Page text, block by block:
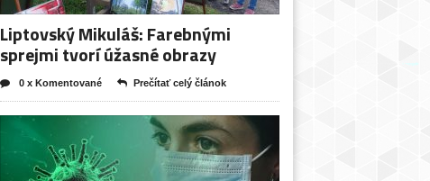
Liptovský Mikuláš: Farebnými
sprejmi tvorí úžasné obrazy
0 x Komentované Prečítať celý článok